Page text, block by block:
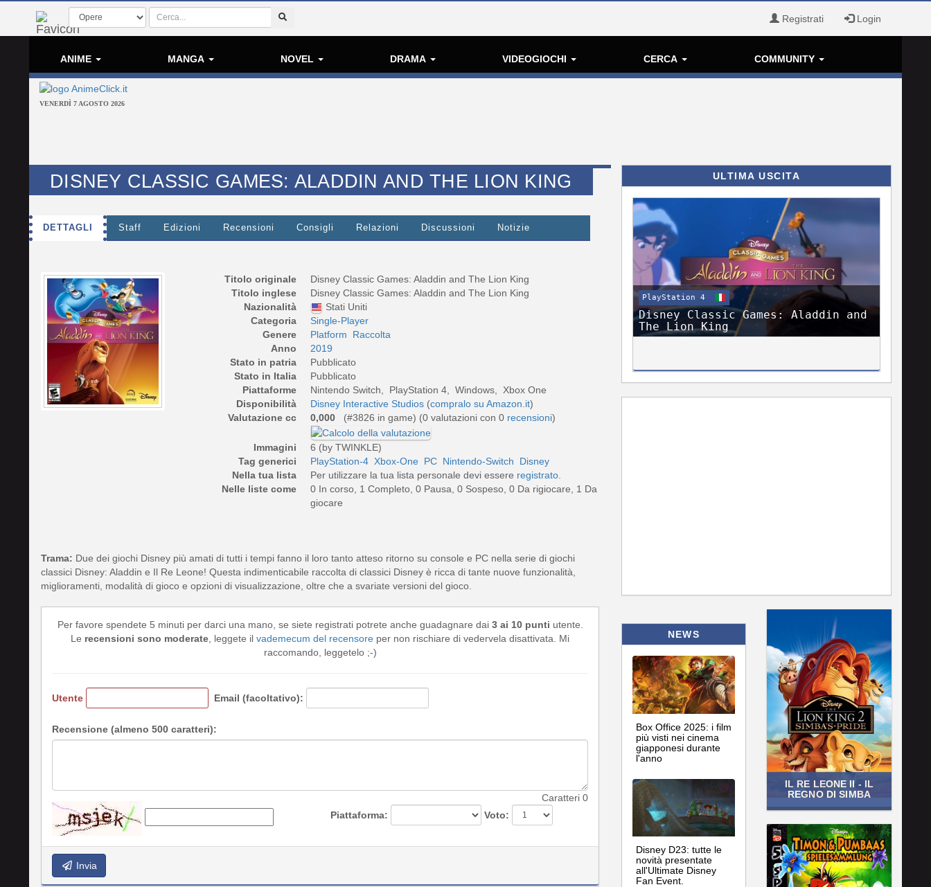
Registrati Login
ANIME MANGA NOVEL DRAMA VIDEOGIOCHI CERCA COMMUNITY
VENERDÌ 7 AGOSTO 2026
DISNEY CLASSIC GAMES: ALADDIN AND THE LION KING
DETTAGLI Staff Edizioni Recensioni Consigli Relazioni Discussioni Notizie
Titolo originale
Disney Classic Games: Aladdin and The Lion King
Titolo inglese
Disney Classic Games: Aladdin and The Lion King
Nazionalità
Stati Uniti
Categoria
Single-Player
Genere
Platform
Raccolta
Anno
2019
Stato in patria
Pubblicato
Stato in Italia
Pubblicato
Piattaforme
Nintendo Switch, PlayStation 4, Windows, Xbox One
Disponibilità
Disney Interactive Studios (compralo su Amazon.it)
Valutazione cc
0,000 (#3826 in game) (0 valutazioni con 0 recensioni)
Immagini
6 (by TWINKLE)
Tag generici
PlayStation-4 Xbox-One PC Nintendo-Switch
Disney
Nella tua lista
Per utilizzare la tua lista personale devi essere registrato
Nelle liste come
0 In corso, 1 Completo, 0 Pausa, 0 Sospeso, 0 Da rigiocare, 1 Da
giocare
Trama: Due dei giochi Disney più amati di tutti i tempi fanno il loro tanto atteso ritorno su console e PC nella serie di giochi
classici Disney: Aladdin e Il Re Leone! Questa indimenticabile raccolta di classici Disney è ricca di tante nuove funzionalità,
miglioramenti, modalità di gioco e opzioni di visualizzazione, oltre che a svariate versioni del gioco.
Per favore spendete 5 minuti per darci una mano, se siete registrati potrete anche guadagnare dai 3 ai 10 punti utente.
Le recensioni sono moderate , leggete il vademecum del recensore per non rischiare di vedervela disattivata. Mi
raccomando, leggetelo ;-)
Utente Email (facoltativo):
Recensione (almeno 500 caratteri):
Caratteri 0
Piattaforma:
Voto:
Invia
ULTIMA USCITA
PlayStation 4
Disney Classic Games: Aladdin and
The Lion King
NEWS
Box Office 2025: i film
più visti nei cinema
giapponesi durante
l'anno
Disney D23: tutte le
novità presentate
all'Ultimate Disney
Fan Event.
IL RE LEONE II - IL
REGNO DI SIMBA